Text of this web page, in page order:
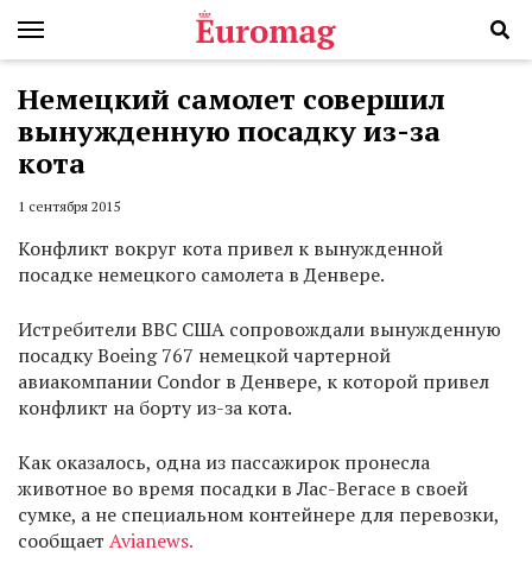
Немецкий самолет совершил
вынужденную посадку из-за
кота
1 сентября 2015
Конфликт вокруг кота привел к вынужденной
посадке немецкого самолета в Денвере.
Истребители ВВС США сопровождали вынужденную
посадку Boeing 767 немецкой чартерной
авиакомпании Condor в Денвере, к которой привел
конфликт на борту из-за кота.
Как оказалось, одна из пассажирок пронесла
животное во время посадки в Лас-Вегасе в своей
сумке, а не специальном контейнере для перевозки,
сообщает Avianews.